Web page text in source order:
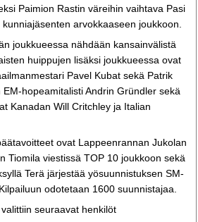
Paimion Rastin väreihin vaihtava Pasi
arvokkaaseen joukkoon.
joukkueessa nähdään kansainvälistä
huippujen lisäksi joukkueessa ovat
Pavel Kubat sekä Patrik
hopeamitalisti Andrin Gründler sekä
Kanadan Will Critchley ja Italian
ovat Lappeenrannan Jukolan
Tiomila viestissä TOP 10 joukkoon sekä
Terä järjestää yösuunnistuksen SM-
odotetaan 1600 suunnistajaa.
seuraavat henkilöt